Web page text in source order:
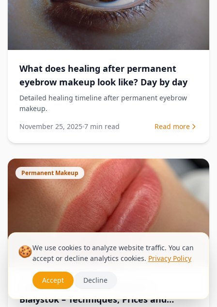
What does healing after permanent
eyebrow makeup look like? Day by day
Detailed healing timeline after permanent eyebrow
makeup.
November 25, 2025 7 min read Read more
Permanent Makeup
Permanent Eyebrow Makeup in
Białystok – Techniques, Prices and
🍪We use cookies to analyze website traffic. You can
accept or decline analytics cookies. Privacy Policy
Accept Decline